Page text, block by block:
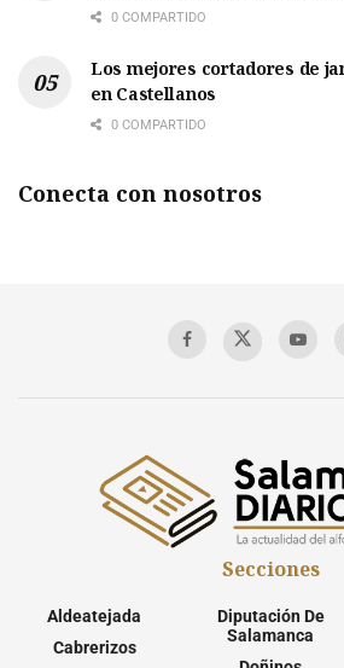
0 COMPARTIDO
Los mejores cortadores de
en Castellanos
0 COMPARTIDO
Conecta con nosotros
Secciones
Aldeatejada
Cabrerizos
Diputación De
Salamanca